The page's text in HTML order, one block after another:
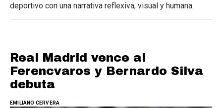
deportivo con una narrativa reflexiva, visual y humana.
Real Madrid vence al
Ferencvaros y Bernardo Silva
debuta
EMILIANO CERVERA